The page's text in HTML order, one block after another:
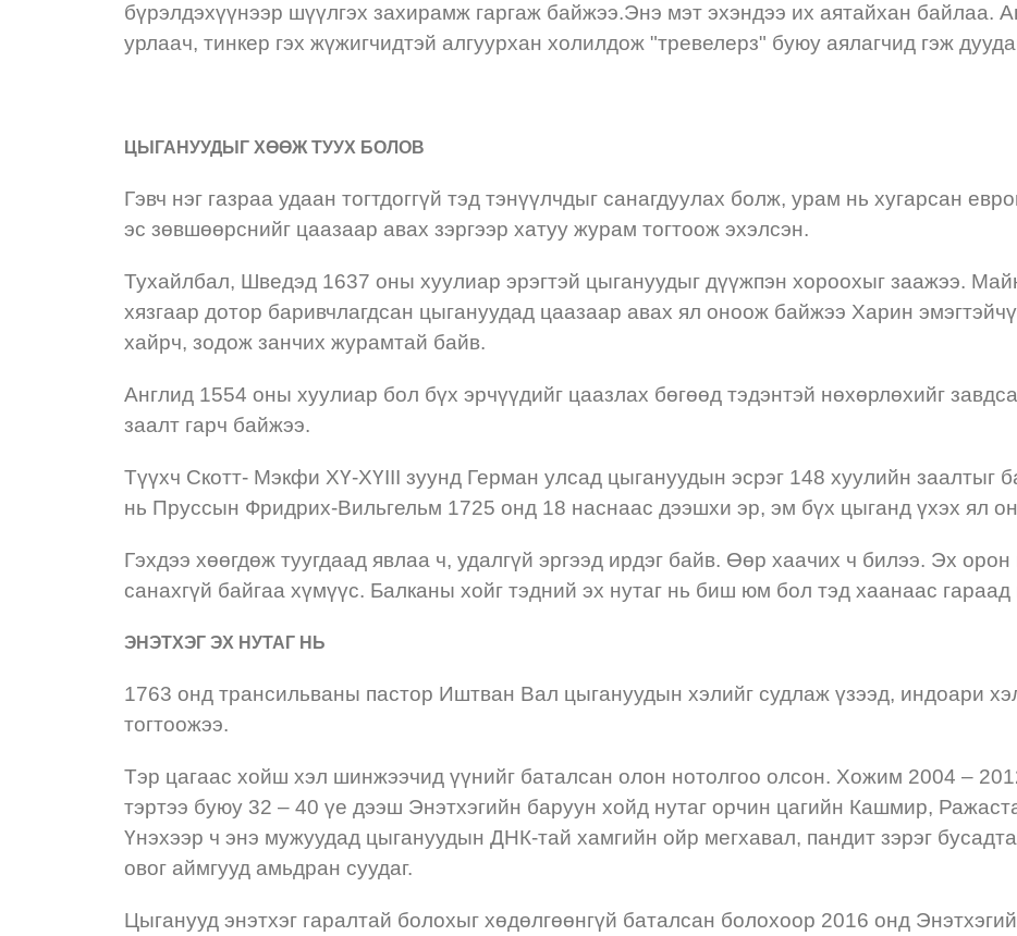
бүрэлдэхүүнээр шүүлгэх захирамж гаргаж байжээ.Энэ мэт эхэндээ их аятайхан байлаа.
урлаач, тинкер гэх жүжигчидтэй алгуурхан холилдож "тревелерз" буюу аялагчид гэж
ЦЫГАНУУДЫГ ХӨӨЖ ТУУХ БОЛОВ
Гэвч нэг газраа удаан тогтдоггүй тэд тэнүүлчдыг санагдуулах болж, урам нь хугарсан
эс зөвшөөрснийг цаазаар авах зэргээр хатуу журам тогтоож эхэлсэн.
Тухайлбал, Шведэд 1637 оны хуулиар эрэгтэй цыгануудыг дүүжпэн хороохыг заажээ.
хязгаар дотор баривчлагдсан цыгануудад цаазаар авах ял оноож байжээ Харин
хайрч, зодож занчих журамтай байв.
Англид 1554 оны хуулиар бол бүх эрчүүдийг цаазлах бөгөөд тэдэнтэй нөхөрлөхийг
заалт гарч байжээ.
Түүхч Скотт- Мэкфи XҮ-XҮIII зуунд Герман улсад цыгануудын эсрэг 148 хуулийн заалтыг
нь Пруссын Фридрих-Вильгельм 1725 онд 18 наснаас дээшхи эр, эм бүх цыганд үхэх ял
Гэхдээ хөөгдөж туугдаад явлаа ч, удалгүй эргээд ирдэг байв. Өөр хаачих ч билээ. Эх
санахгүй байгаа хүмүүс. Балканы хойг тэдний эх нутаг нь биш юм бол тэд хаанаас гараад
ЭНЭТХЭГ ЭХ НУТАГ НЬ
1763 онд трансильваны пастор Иштван Вал цыгануудын хэлийг судлаж үзээд, индоари
тогтоожээ.
Тэр цагаас хойш хэл шинжээчид үүнийг баталсан олон нотолгоо олсон. Хожим 2004 –
тэртээ буюу 32 – 40 үе дээш Энэтхэгийн баруун хойд нутаг орчин цагийн Кашмир,
Үнэхээр ч энэ мужуудад цыгануудын ДНК-тай хамгийн ойр мегхавал, пандит зэрэг
овог аймгууд амьдран суудаг.
Цыганууд энэтхэг гаралтай болохыг хөдөлгөөнгүй баталсан болохоор 2016 онд